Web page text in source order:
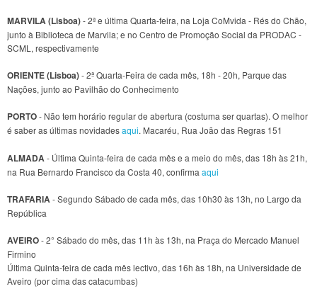
MARVILA (Lisboa)- 2ª e última Quarta-feira, na Loja CoMvida - Rés do Chão,
junto à Biblioteca de Marvila; e no Centro de Promoção Social da PRODAC -
SCML, respectivamente
ORIENTE (Lisboa)- 2ª Quarta-Feira de cada mês, 18h - 20h, Parque das
Nações, junto ao Pavilhão do Conhecimento
PORTO- Não tem horário regular de abertura (costuma ser quartas). O melhor
é saber as últimas novidadesaqui. Macaréu, Rua João das Regras 151
ALMADA - Última Quinta-feira de cada mês e a meio do mês, das 18h às 21h,
na Rua Bernardo Francisco da Costa 40, confirma aqui
TRAFARIA- Segundo Sábado de cada mês, das 10h30 às 13h, no Largo da
República
AVEIRO- 2° Sábado do mês, das 11h às 13h, na Praça do Mercado Manuel
Firmino
Última Quinta-feira de cada mês lectivo, das 16h às 18h, na Universidade de
Aveiro (por cima das catacumbas)